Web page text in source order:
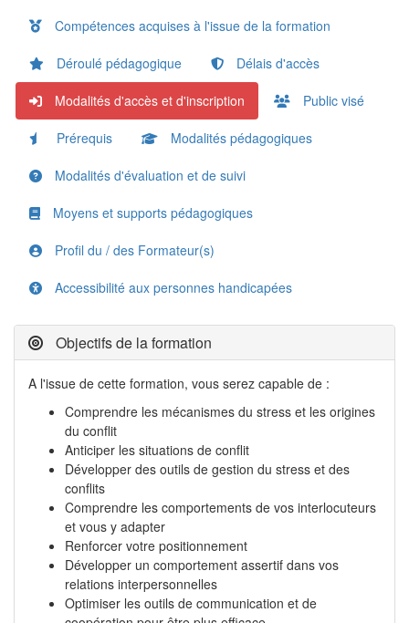
Compétences acquises à l'issue de la formation
Déroulé pédagogique Délais d'accès
Modalités d'accès et d'inscription Public visé
Prérequis Modalités pédagogiques
Modalités d'évaluation et de suivi
Moyens et supports pédagogiques
Profil du / des Formateur(s)
Accessibilité aux personnes handicapées
Objectifs de la formation
A l'issue de cette formation, vous serez capable de :
Comprendre les mécanismes du stress et les origines
du conflit
Anticiper les situations de conflit
Développer des outils de gestion du stress et des
conflits
Comprendre les comportements de vos interlocuteurs
et vous y adapter
Renforcer votre positionnement
Développer un comportement assertif dans vos
relations interpersonnelles
Optimiser les outils de communication et de